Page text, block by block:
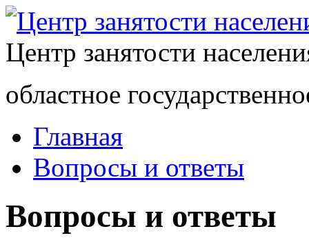
Центр занятости
областное
Главная
Вопросы и ответы
Вопросы и ответы